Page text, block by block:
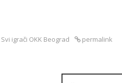
Svi igrači OKK Beograd permalink